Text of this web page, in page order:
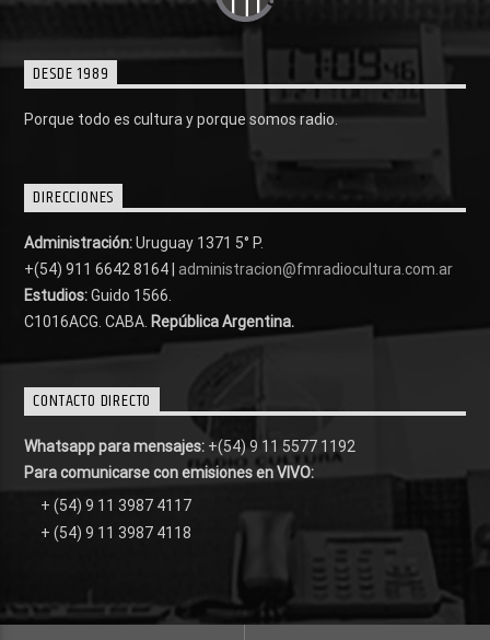
DESDE 1989
Porque todo es cultura y porque somos radio.
DIRECCIONES
Administración:Uruguay 1371 5° P.
+(54) 911 6642 8164 | administracion@fmradiocultura.com.ar
Estudios:Guido 1566.
C1016ACG. CABA. República Argentina.
CONTACTO DIRECTO
Whatsapp para mensajes: +(54) 9 11 5577 1192
Para comunicarse con emisiones en VIVO:
+ (54) 9 11 3987 4117
+ (54) 9 11 3987 4118